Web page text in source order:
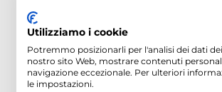
Utilizziamo i cookie
Potremmo posizionarli per l'analisi dei dati
nostro sito Web, mostrare contenuti
navigazione eccezionale. Per ulteriori
le impostazioni.